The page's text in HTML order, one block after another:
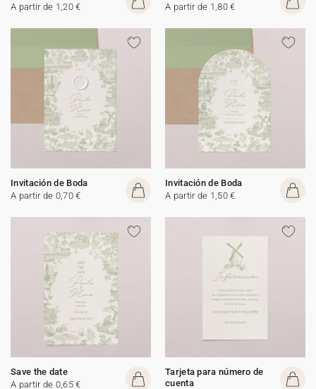
A partir de 1,20 €
A partir de 1,80 €
Invitación de Boda
A partir de 0,70 €
Invitación de Boda
A partir de 1,50 €
Save the date
A partir de 0,65 €
Tarjeta para número de
cuenta